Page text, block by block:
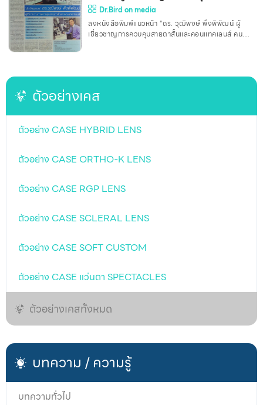
ตัวอย่างเคส
ตัวอย่าง CASE HYBRID LENS
ตัวอย่าง CASE ORTHO-K LENS
ตัวอย่าง CASE RGP LENS
ตัวอย่าง CASE SCLERAL LENS
ตัวอย่าง CASE SOFT CUSTOM
ตัวอย่าง CASE แว่นตา SPECTACLES
ตัวอย่างเคสทั้งหมด
บทความ / ความรู้
บทความทั่วไป
และคอนแทคเลนส์ คนเดียวในประเทศไทย”
Dr.Bird on media
ลงหนังสือพิมพ์แนวหน้า “ดร. วุฒิพงษ์ พึงพิพัฒน์ ผู้
เชี่ยวชาญการควบคุมสายตาสั้นและคอนแทคเลนส์ คน
specialist in Thailand”